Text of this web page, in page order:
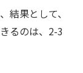
結果として、
るのは、2-3